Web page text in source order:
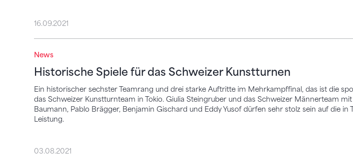
16.09.2021
News
Historische Spiele für das Schweizer Kunstturnen
Ein historischer sechster Teamrang und drei starke Auftritte im Mehrkampffinal, das ist die
das Schweizer Kunstturnteam in Tokio. Giulia Steingruber und das Schweizer Männerteam
Baumann, Pablo Brägger, Benjamin Gischard und Eddy Yusof dürfen sehr stolz sein auf die in
Leistung.
Historische Spiele für das Schweizer Kunstturnen
03.08.2021